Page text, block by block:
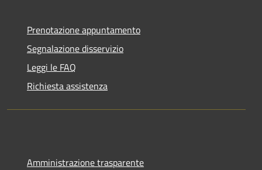
Prenotazione appuntamento
Segnalazione disservizio
Leggi le FAQ
Richiesta assistenza
Amministrazione trasparente